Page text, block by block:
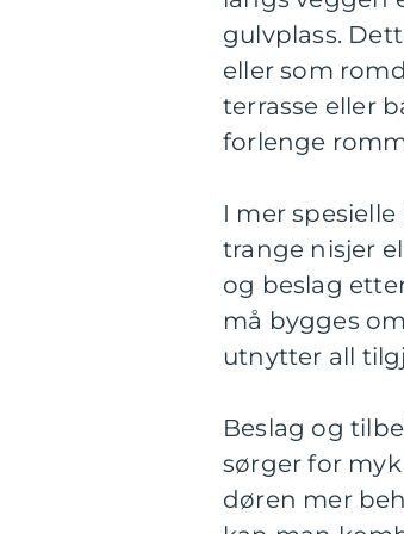
gulvplass.
eller som
terrasse eller
forlenge
I mer
trange nisjer
og beslag
må bygges
utnytter all
Beslag og
sørger for
døren mer